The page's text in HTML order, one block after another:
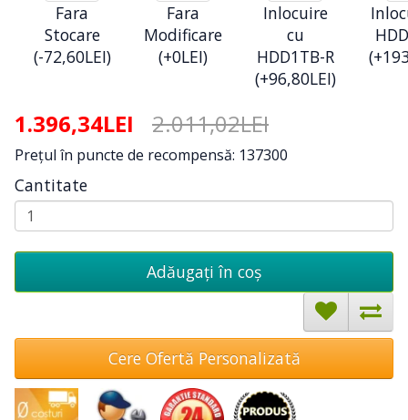
Fara
Stocare
(-72,60LEI)
Fara
Modificare
(+0LEI)
Inlocuire
cu
HDD1TB-R
(+96,80LEI)
1.396,34LEI 2.011,02LEI
Preţul în puncte de recompensă: 137300
Cantitate
Adăugați în coş
Cere Ofertă Personalizată